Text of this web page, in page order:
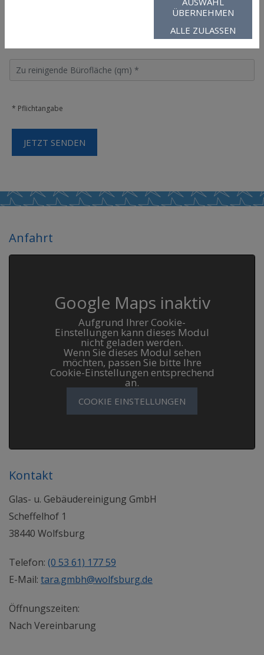
* Pflichtangabe
Anfahrt
Google Maps inaktiv
Aufgrund Ihrer Cookie-
Einstellungen kann dieses Modul
nicht geladen werden.
Wenn Sie dieses Modul sehen
möchten, passen Sie bitte Ihre
Cookie-Einstellungen entsprechend
an.
COOKIE EINSTELLUNGEN
Kontakt
Glas- u. Gebäudereinigung GmbH
Scheffelhof 1
38440 Wolfsburg
Telefon: (0 53 61) 177 59
E-Mail: tara.gmbh@wolfsburg.de
Öffnungszeiten:
Nach Vereinbarung
ÜBERNEHMEN
ALLE ZULASSEN